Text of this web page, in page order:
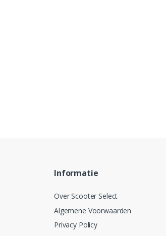
Informatie
Over Scooter Select
Algemene Voorwaarden
Privacy Policy